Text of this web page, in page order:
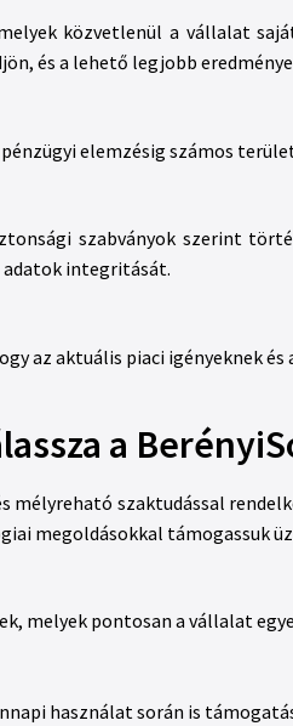
közvetlenül a vállalat
és a lehető legjobb
elemzésig számos
szabványok szerint
adatok integritását.
az aktuális piaci igényeknek
a
mélyreható szaktudással
megoldásokkal támogassuk
melyek pontosan a vállalat
használat során is